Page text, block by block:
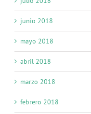
junio 2018
mayo 2018
abril 2018
marzo 2018
febrero 2018